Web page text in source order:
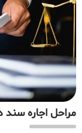
مراحل اجاره سند